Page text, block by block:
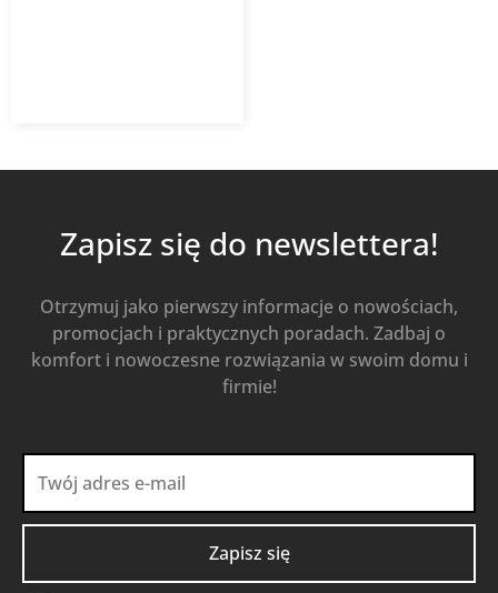
Zapisz się do newslettera!
Otrzymuj jako pierwszy informacje o nowościach,
promocjach i praktycznych poradach. Zadbaj o
komfort i nowoczesne rozwiązania w swoim domu i
firmie!